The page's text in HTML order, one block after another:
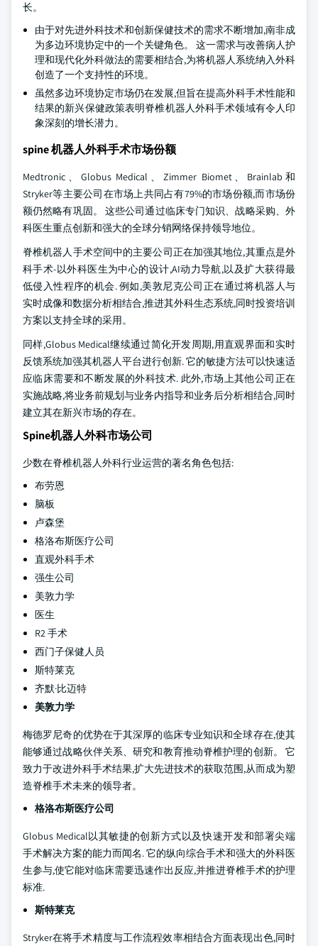
长。
由于对先进外科技术和创新保健技术的需求不断增加,南非成
为多边环境协定中的一个关键角色。 这一需求与改善病人护
理和现代化外科做法的需要相结合,为将机器人系统纳入外科
创造了一个支持性的环境。
虽然多边环境协定市场仍在发展,但旨在提高外科手术性能和
结果的新兴保健政策表明脊椎机器人外科手术领域有令人印
象深刻的增长潜力。
spine 机器人外科手术市场份额
Medtronic、Globus Medical、Zimmer Biomet、Brainlab和
Stryker等主要公司在市场上共同占有79%的市场份额,而市场份
额仍然略有巩固。 这些公司通过临床专门知识、战略采购、外
科医生重点创新和强大的全球分销网络保持领导地位。
脊椎机器人手术空间中的主要公司正在加强其地位,其重点是外
科手术-以外科医生为中心的设计,AI动力导航,以及扩大获得最
低侵入性程序的机会. 例如,美敦尼克公司正在通过将机器人与
实时成像和数据分析相结合,推进其外科生态系统,同时投资培训
方案以支持全球的采用。
同样,Globus Medical继续通过简化开发周期,用直观界面和实时
反馈系统加强其机器人平台进行创新. 它的敏捷方法可以快速适
应临床需要和不断发展的外科技术. 此外,市场上其他公司正在
实施战略,将业务前规划与业务内指导和业务后分析相结合,同时
建立其在新兴市场的存在。
Spine机器人外科市场公司
少数在脊椎机器人外科行业运营的著名角色包括:
布劳恩
脑板
卢森堡
格洛布斯医疗公司
直观外科手术
强生公司
美敦力学
医生
R2 手术
西门子保健人员
斯特莱克
齐默·比迈特
美敦力学
梅德罗尼奇的优势在于其深厚的临床专业知识和全球存在,使其
能够通过战略伙伴关系、研究和教育推动脊椎护理的创新。 它
致力于改进外科手术结果,扩大先进技术的获取范围,从而成为塑
造脊椎手术未来的领导者。
格洛布斯医疗公司
Globus Medical以其敏捷的创新方式以及快速开发和部署尖端
手术解决方案的能力而闻名. 它的纵向综合手术和强大的外科医
生参与,使它能对临床需要迅速作出反应,并推进脊椎手术的护理
标准.
斯特莱克
Stryker在将手术精度与工作流程效率相结合方面表现出色,同时